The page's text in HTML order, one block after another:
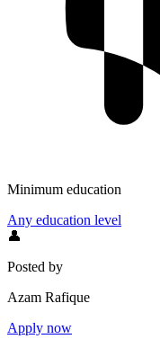
Minimum education
Any education level
👤
Posted by
Azam Rafique
Apply now